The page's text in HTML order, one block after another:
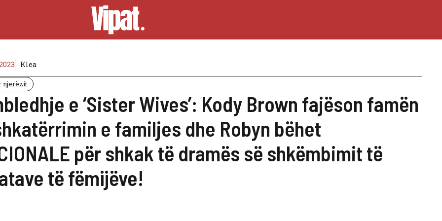
Klea
njerëzit
e ‘Sister Wives’: Kody Brown fajëson famën
e familjes dhe Robyn bëhet
për shkak të dramës së shkëmbimit të
të fëmijëve!